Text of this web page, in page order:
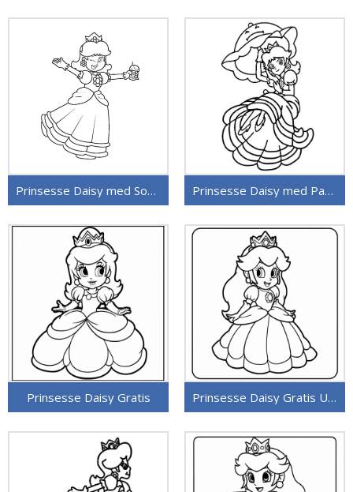
Prinsesse Daisy med Soppp Prinsesse Daisy med Paraply
Prinsesse Daisy Gratis Prinsesse Daisy Gratis Utskriftbar